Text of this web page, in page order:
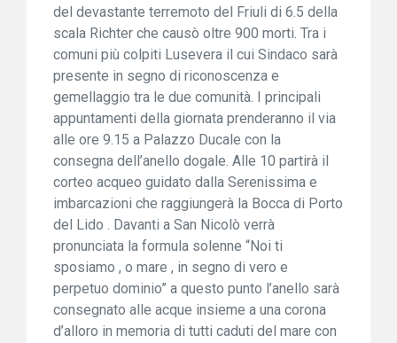
del devastante terremoto del Friuli di 6.5 della
scala Richter che causò oltre 900 morti. Tra i
comuni più colpiti Lusevera il cui Sindaco sarà
presente in segno di riconoscenza e
gemellaggio tra le due comunità. I principali
appuntamenti della giornata prenderanno il via
alle ore 9.15 a Palazzo Ducale con la
consegna dell’anello dogale. Alle 10 partirà il
corteo acqueo guidato dalla Serenissima e
imbarcazioni che raggiungerà la Bocca di Porto
del Lido . Davanti a San Nicolò verrà
pronunciata la formula solenne “Noi ti
sposiamo , o mare , in segno di vero e
perpetuo dominio” a questo punto l’anello sarà
consegnato alle acque insieme a una corona
d’alloro in memoria di tutti caduti del mare con